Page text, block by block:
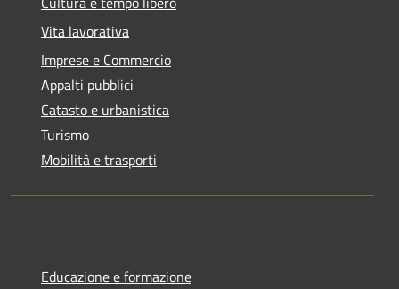
Vita lavorativa
Imprese e Commercio
Appalti pubblici
Catasto e urbanistica
Turismo
Mobilità e trasporti
Educazione e formazione